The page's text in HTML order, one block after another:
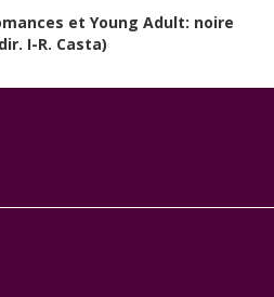
et Young Adult: noire
I-R. Casta)